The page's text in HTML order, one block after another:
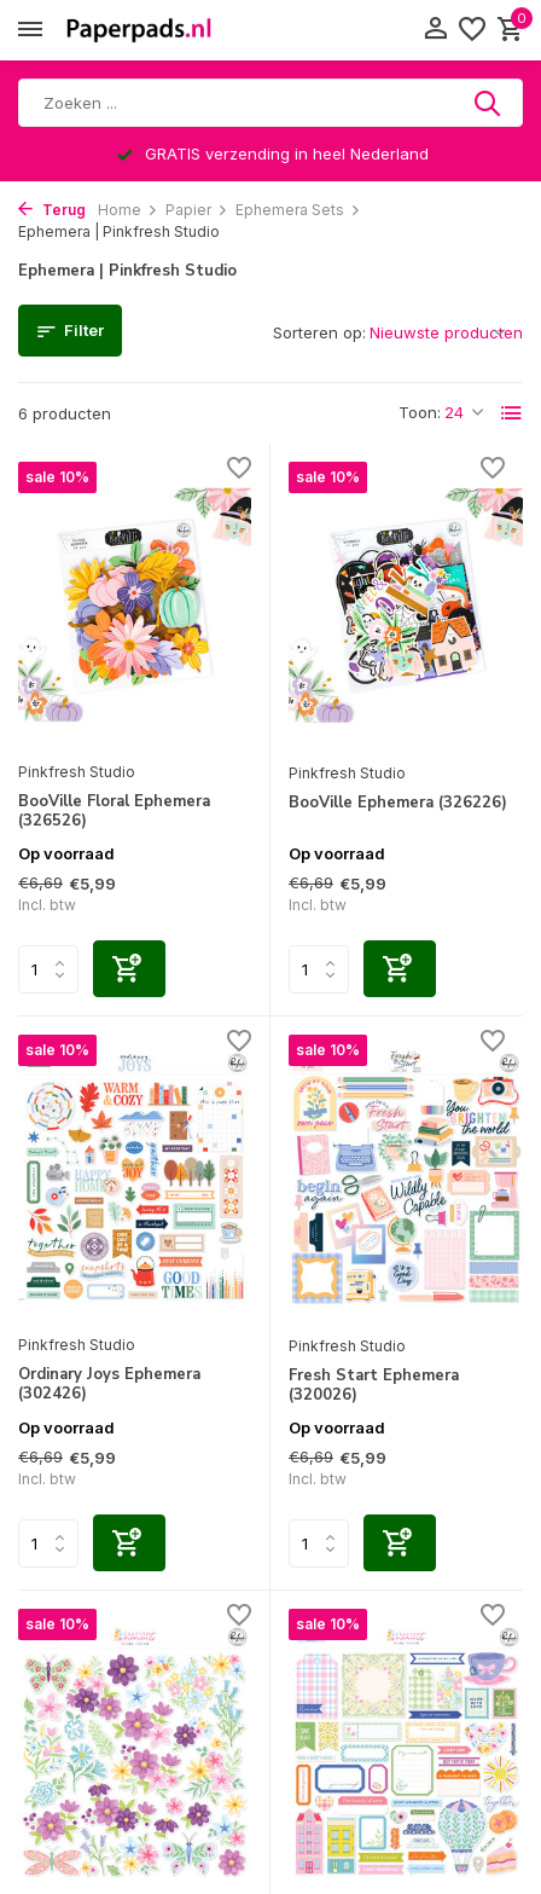
0
GRATIS verzending in heel Nederland
Terug Home Papier
Ephemera Sets
Ephemera | Pinkfresh Studio
Ephemera | Pinkfresh Studio
Filter
6 producten Toon:
Sorteren op:
sale 10%
Pinkfresh Studio
BooVille Floral Ephemera
(326526)
Op voorraad
€6,69 €5,99
Incl. btw
sale 10%
Pinkfresh Studio
BooVille Ephemera (326226)
Op voorraad
€6,69 €5,99
Incl. btw
sale 10%
Pinkfresh Studio
Ordinary Joys Ephemera
(302426)
Op voorraad
€6,69 €5,99
Incl. btw
sale 10%
Pinkfresh Studio
Fresh Start Ephemera
(320026)
Op voorraad
€6,69 €5,99
Incl. btw
sale 10% sale 10%